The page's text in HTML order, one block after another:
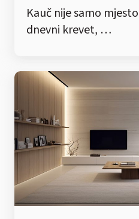
Kauč nije samo
dnevni krevet, …